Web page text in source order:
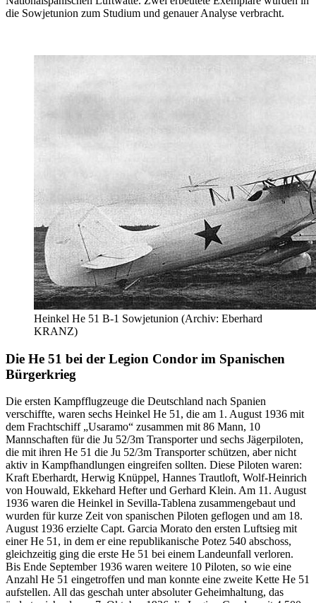
die Sowjetunion zum Studium und genauer Analyse verbracht.
Heinkel He 51 B-1 Sowjetunion (Archiv: Eberhard
KRANZ)
Die He 51 bei der Legion Condor im Spanischen
Bürgerkrieg
Die ersten Kampfflugzeuge die Deutschland nach Spanien
verschiffte, waren sechs Heinkel He 51, die am 1. August 1936 mit
dem Frachtschiff „Usaramo“ zusammen mit 86 Mann, 10
Mannschaften für die Ju 52/3m Transporter und sechs Jägerpiloten,
die mit ihren He 51 die Ju 52/3m Transporter schützen, aber nicht
aktiv in Kampfhandlungen eingreifen sollten. Diese Piloten waren:
Kraft Eberhardt, Herwig Knüppel, Hannes Trautloft, Wolf-Heinrich
von Houwald, Ekkehard Hefter und Gerhard Klein. Am 11. August
1936 waren die Heinkel in Sevilla-Tablena zusammengebaut und
wurden für kurze Zeit von spanischen Piloten geflogen und am 18.
August 1936 erzielte Capt. Garcia Morato den ersten Luftsieg mit
einer He 51, in dem er eine republikanische Potez 540 abschoss,
gleichzeitig ging die erste He 51 bei einem Landeunfall verloren.
Bis Ende September 1936 waren weitere 10 Piloten, so wie eine
Anzahl He 51 eingetroffen und man konnte eine zweite Kette He 51
aufstellen. All das geschah unter absoluter Geheimhaltung, das